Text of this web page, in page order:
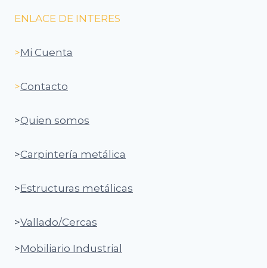
ENLACE DE INTERES
>Mi Cuenta
>Contacto
>Quien somos
>Carpintería metálica
>Estructuras metálicas
>Vallado/Cercas
>Mobiliario Industrial